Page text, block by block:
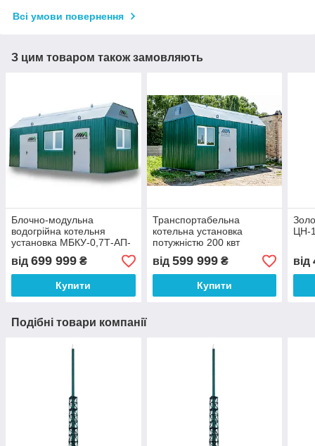
Всі умови повернення
З цим товаром також замовляють
Блочно-модульна
водогрійна котельня
установка МБКУ-0,7Т-АП-
БО
від 699 999 ₴
Купити
Транспортабельна
котельна установка
потужністю 200 квт
від 599 999₴
Купити
ЦН-
від
Подібні товари компанії